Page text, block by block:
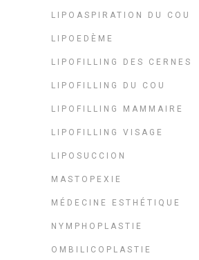
LIPOASPIRATION DU COU
LIPOEDÈME
LIPOFILLING DES CERNES
LIPOFILLING DU COU
LIPOFILLING MAMMAIRE
LIPOFILLING VISAGE
LIPOSUCCION
MASTOPEXIE
MÉDECINE ESTHÉTIQUE
NYMPHOPLASTIE
OMBILICOPLASTIE